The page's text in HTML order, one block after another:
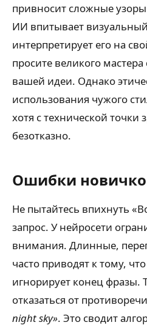
привносит сложные
ИИ впитывает
интерпретирует его на
просите великого
вашей идеи. Однако
использования чужого
хотя с технической точки
безотказно.
Ошибки
Не пытайтесь впихнуть
запрос. У нейросети
внимания. Длинные,
часто приводят к тому,
игнорирует конец фразы.
отказаться от
night sky». Это сводит